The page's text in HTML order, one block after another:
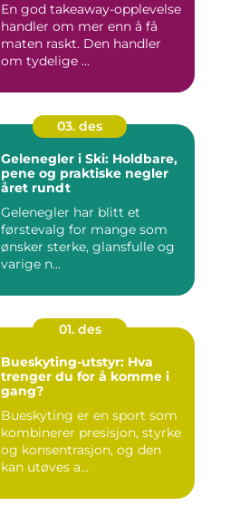
En god takeaway-opplevelse
handler om mer enn å få
maten raskt. Den handler
om tydelige ...
03. des
Gelenegler i Ski: Holdbare,
pene og praktiske negler
året rundt
Gelenegler har blitt et
førstevalg for mange som
ønsker sterke, glansfulle og
varige n...
01. des
Bueskyting-utstyr: Hva
trenger du for å komme i
gang?
Bueskyting er en sport som
kombinerer presisjon, styrke
og konsentrasjon, og den
kan utøves a...